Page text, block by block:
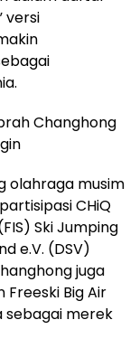
versi
Changhong
olahraga musim
CHiQ
Ski Jumping
e.V. (DSV)
juga
Freeski Big Air
merek